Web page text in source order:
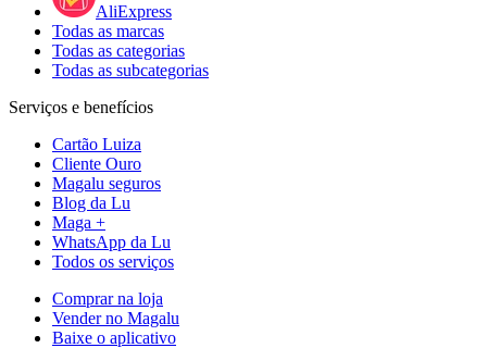
AliExpress
Todas as marcas
Todas as categorias
Todas as subcategorias
Serviços e benefícios
Cartão Luiza
Cliente Ouro
Magalu seguros
Blog da Lu
Maga +
WhatsApp da Lu
Todos os serviços
Comprar na loja
Vender no Magalu
Baixe o aplicativo